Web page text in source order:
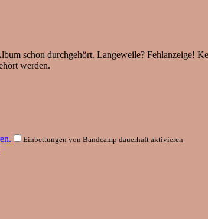
schon durchgehört. Langeweile? Fehlanzeige!
werden.
Einbettungen von Bandcamp dauerhaft aktivieren